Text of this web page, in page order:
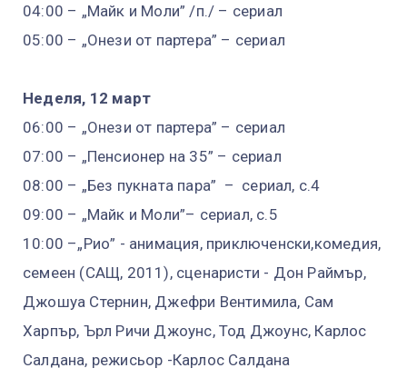
04:00 – „Майк и Моли” /п./ – сериал
05:00 – „Онези от партера” – сериал
Неделя, 12 март
06:00 – „Онези от партера” – сериал
07:00 – „Пенсионер на 35” – сериал
08:00 – „Без пукната пара” – сериал, с.4
09:00 – „Майк и Моли”– сериал, с.5
10:00 –„Рио” - анимация, приключенски,комедия,
семеен (САЩ, 2011), сценаристи - Дон Раймър,
Джошуа Стернин, Джефри Вентимила, Сам
Харпър, Ърл Ричи Джоунс, Тод Джоунс, Карлос
Салдана, режисьор -Карлос Салдана